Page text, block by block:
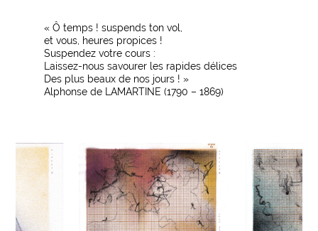
« Ô temps ! suspends ton vol,
et vous, heures propices !
Suspendez votre cours :
Laissez-nous savourer les rapides délices
Des plus beaux de nos jours ! »
Alphonse de LAMARTINE (1790 – 1869)